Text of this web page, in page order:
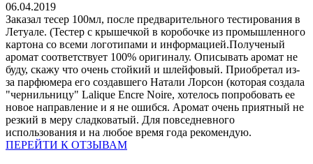
06.04.2019
Заказал тесер 100мл, после предварительного тестирования в
Летуале. (Тестер с крышечкой в коробочке из промышленного
картона со всеми логотипами и информацией.Полученый
аромат соответствует 100% оригиналу. Описывать аромат не
буду, скажу что очень стойкий и шлейфовый. Приобретал из-
за парфюмера его создавшего Натали Лорсон (которая создала
"чернильницу" Lalique Encre Noire, хотелось попробовать ее
новое направление и я не ошибся. Аромат очень приятный не
резкий в меру сладковатый. Для повседневного
использования и на любое время года рекомендую.
ПЕРЕЙТИ К ОТЗЫВАМ